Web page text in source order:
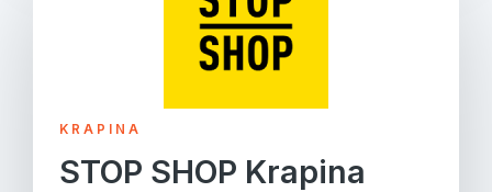
KRAPINA
STOP SHOP Krapina